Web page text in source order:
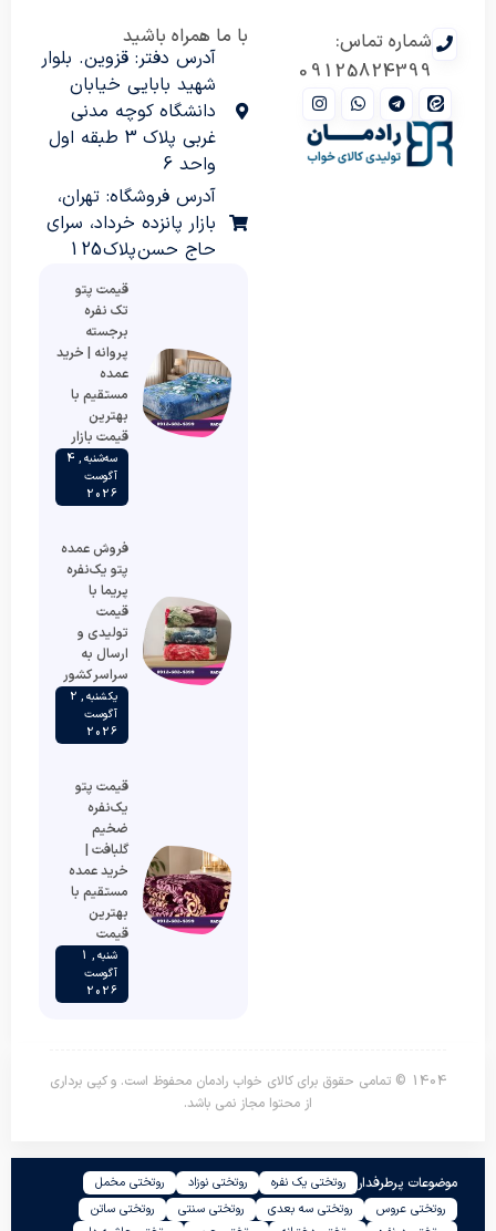
شماره تماس:
09125824399
با ما همراه باشید
آدرس دفتر: قزوین. بلوار
شهید بابایی خیابان
دانشگاه کوچه مدنی
غربی پلاک 3 طبقه اول
واحد 6
آدرس فروشگاه: تهران،
بازار پانزده خرداد، سرای
حاج حسن پلاک 125
قیمت پتو
تک نفره
برجسته
پروانه | خرید
عمده
مستقیم با
بهترین
قیمت بازار
سه‌شنبه , 4
آگوست
2026
فروش عمده
پتو یک‌نفره
پریما با
قیمت
تولیدی و
ارسال به
سراسر کشور
یکشنبه , 2
آگوست
2026
قیمت پتو
یک‌نفره
ضخیم
گلبافت |
خرید عمده
مستقیم با
بهترین
قیمت
شنبه , 1
آگوست
2026
1404 © تمامی حقوق برای کالای خواب رادمان محفوظ است. و کپی برداری
از محتوا مجاز نمی باشد.
موضوعات پرطرفدار روتختی یک نفره روتختی نوزاد
روتختی مخمل
روتختی عروس
روتختی سه بعدی روتختی سنتی
روتختی ساتن